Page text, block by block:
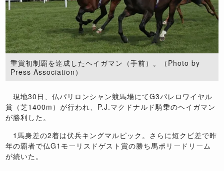
重賞初制覇を達成したヘイガマン（手前）。（Photo by
Press Association）
現地30日、仏パリロンシャン競馬場にてG3パレロワイヤル
賞（芝1400m）が行われ、P.J.マクドナルド騎乗のヘイガマン
が勝利した。
1馬身差の2着は伏兵キングマルピック。さらに短クビ差で昨
年の覇者で仏G1モーリスドゲスト賞の勝ち馬ポリードリーム
が続いた。